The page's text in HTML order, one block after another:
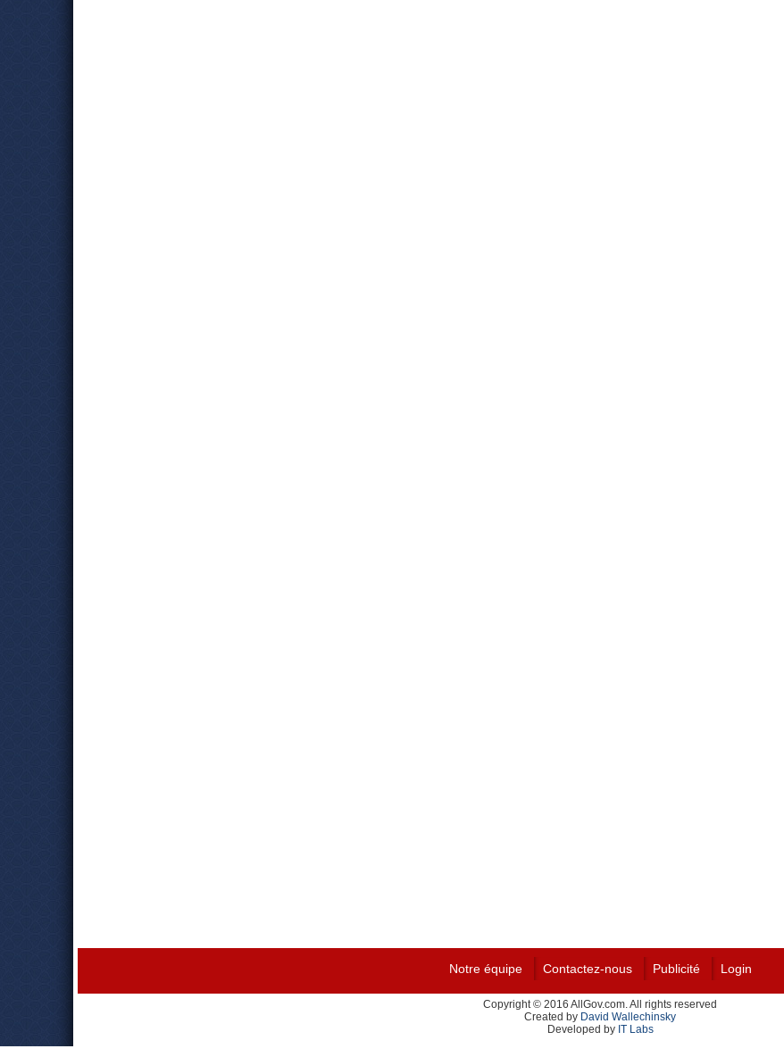
Notre équipe Contactez-nous Publicité Login
Copyright © 2016 AllGov.com. All rights reserved
Created by David Wallechinsky
Developed by IT Labs